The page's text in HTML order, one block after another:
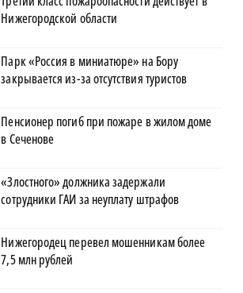
Нижегородской области
Парк «Россия в миниатюре» на Бору
закрывается из-за отсутствия туристов
Пенсионер погиб при пожаре в жилом доме
в Сеченове
«Злостного» должника задержали
сотрудники ГАИ за неуплату штрафов
Нижегородец перевел мошенникам более
7,5 млн рублей